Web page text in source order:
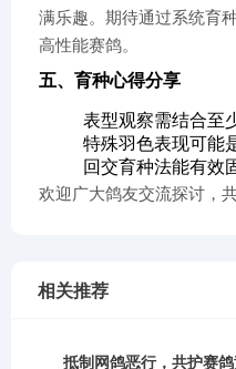
满乐趣。期待通过系统育
高性能赛鸽。
五、育种心得分享
表型观察需结合至
特殊羽色表现可能
回交育种法能有效
欢迎广大鸽友交流探讨，
相关推荐
抵制网鸽恶行，共护赛